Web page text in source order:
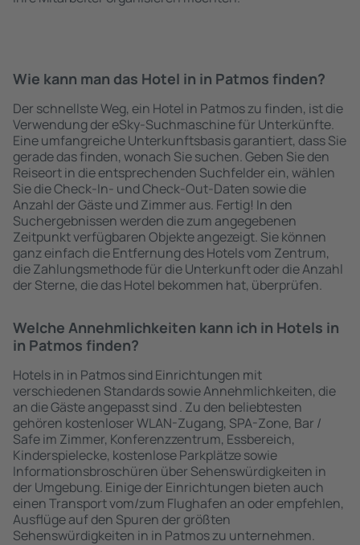
Wie kann man das Hotel in in Patmos finden?
Der schnellste Weg, ein Hotel in Patmos zu finden, ist die
Verwendung der eSky-Suchmaschine für Unterkünfte.
Eine umfangreiche Unterkunftsbasis garantiert, dass Sie
gerade das finden, wonach Sie suchen. Geben Sie den
Reiseort in die entsprechenden Suchfelder ein, wählen
Sie die Check-In- und Check-Out-Daten sowie die
Anzahl der Gäste und Zimmer aus. Fertig! In den
Suchergebnissen werden die zum angegebenen
Zeitpunkt verfügbaren Objekte angezeigt. Sie können
ganz einfach die Entfernung des Hotels vom Zentrum,
die Zahlungsmethode für die Unterkunft oder die Anzahl
der Sterne, die das Hotel bekommen hat, überprüfen.
Welche Annehmlichkeiten kann ich in Hotels in
in Patmos finden?
Hotels in in Patmos sind Einrichtungen mit
verschiedenen Standards sowie Annehmlichkeiten, die
an die Gäste angepasst sind . Zu den beliebtesten
gehören kostenloser WLAN-Zugang, SPA-Zone, Bar /
Safe im Zimmer, Konferenzzentrum, Essbereich,
Kinderspielecke, kostenlose Parkplätze sowie
Informationsbroschüren über Sehenswürdigkeiten in
der Umgebung. Einige der Einrichtungen bieten auch
einen Transport vom/zum Flughafen an oder empfehlen,
Ausflüge auf den Spuren der größten
Sehenswürdigkeiten in in Patmos zu unternehmen.